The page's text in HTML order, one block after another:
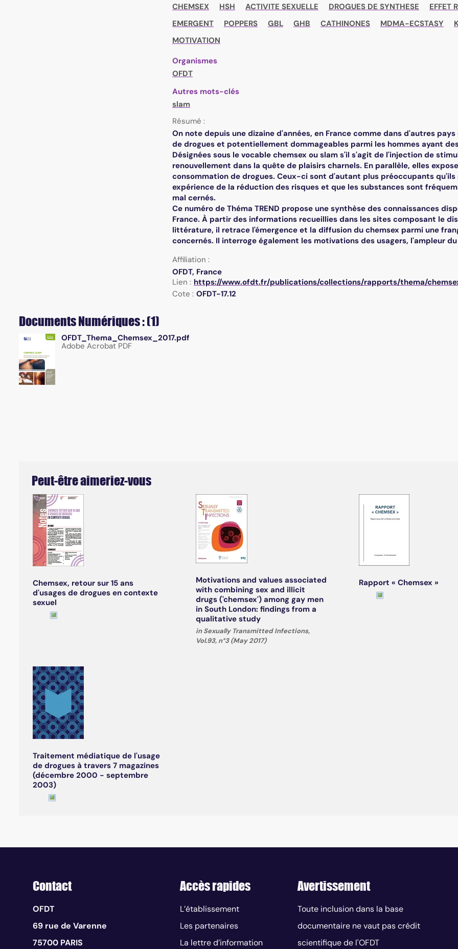
CHEMSEX
HSH ACTIVITE SEXUELLE DROGUES DE SYNTHESE EFFET
EMERGENT
POPPERS GBL GHB CATHINONES MDMA-ECSTASY
MOTIVATION
Organismes
OFDT
Autres mots-clés
slam
Résumé :
On note depuis une dizaine d'années, en France comme dans d'autres
de drogues et potentiellement dommageables parmi les hommes ayant
Désignées sous le vocable chemsex ou slam s'il s'agit de l'injection de
renouvellement dans la quête de plaisirs charnels. En parallèle, elles
consommation de drogues. Ceux-ci sont d'autant plus préoccupants
expérience de la réduction des risques et que les substances sont
mal cernés.
Ce numéro de Théma TREND propose une synthèse des connaissances
France. À partir des informations recueillies dans les sites composant le
littérature, il retrace l'émergence et la diffusion du chemsex parmi une
concernés. Il interroge également les motivations des usagers, l'ampleur
Affiliation :
OFDT, France
Lien : https://www.ofdt.fr/publications/collections/rapports/thema/
Cote : OFDT-17.12
Documents Numériques : (1)
OFDT_Thema_Chemsex_2017.pdf
Adobe Acrobat PDF
Peut-être aimeriez-vous
Chemsex, retour sur 15 ans
d'usages de drogues en contexte
sexuel
Motivations and values associated
with combining sex and illicit
drugs ('chemsex') among gay men
in South London: findings from a
qualitative study
in Sexually Transmitted Infections,
Vol.93, n°3 (May 2017)
Rapport « Chemsex »
Traitement médiatique de l'usage
de drogues à travers 7 magazines
(décembre 2000 - septembre
2003)
Contact
OFDT
69 rue de Varenne
75700 PARIS
Accès rapides
L’établissement
Les partenaires
La lettre d’information
Avertissement
Toute inclusion dans la base
documentaire ne vaut pas crédit
scientifique de l'OFDT